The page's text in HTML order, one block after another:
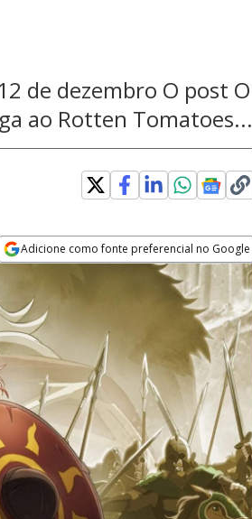
de dezembro O post O
ao Rotten Tomatoes...
Adicione como fonte preferencial no Google
in new window